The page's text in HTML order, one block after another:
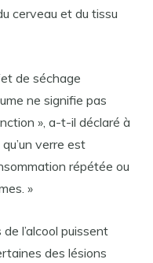
cerveau et du tissu
de séchage
ne signifie pas
», a-t-il déclaré à
verre est
répétée ou
»
l’alcool puissent
des lésions